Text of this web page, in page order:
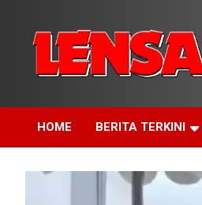
content
LensaUtama
HOME BERITA TERKINI